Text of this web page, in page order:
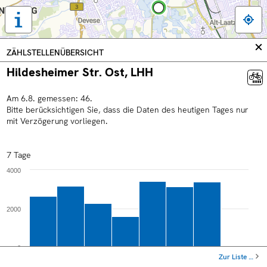
Tastaturbedienung,
Legende
und
weitere
Informationen
anzeigen
ZÄHLSTELLENÜBERSICHT
Hildesheimer Str. Ost, LHH
Am 6.8. gemessen: 46.
Bitte berücksichtigen Sie, dass die Daten des heutigen Tages nur
mit Verzögerung vorliegen.
7 Tage
0
2000
4000
Zur Liste …